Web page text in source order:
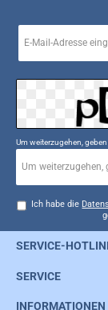
Mail-
*
Um weiterzugehen,
Ich habe die
SERVICE-
SERVICE
INFORMATIONEN